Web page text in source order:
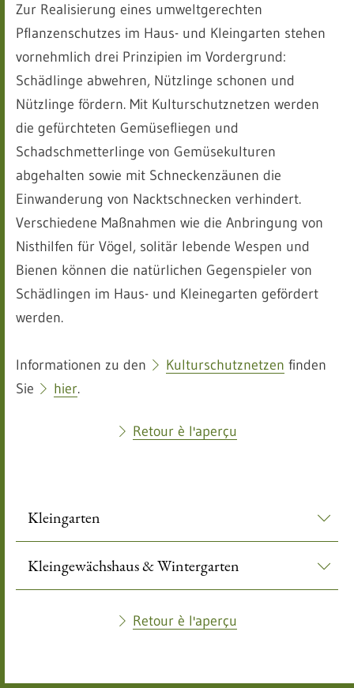
Zur Realisierung eines umweltgerechten
Pflanzenschutzes im Haus- und Kleingarten stehen
vornehmlich drei Prinzipien im Vordergrund:
Schädlinge abwehren, Nützlinge schonen und
Nützlinge fördern. Mit Kulturschutznetzen werden
die gefürchteten Gemüsefliegen und
Schadschmetterlinge von Gemüsekulturen
abgehalten sowie mit Schneckenzäunen die
Einwanderung von Nacktschnecken verhindert.
Verschiedene Maßnahmen wie die Anbringung von
Nisthilfen für Vögel, solitär lebende Wespen und
Bienen können die natürlichen Gegenspieler von
Schädlingen im Haus- und Kleinegarten gefördert
werden.
Informationen zu den Kulturschutznetzen finden
Sie
hier.
Retour è l'aperçu
Kleingarten
Kleingewächshaus & Wintergarten
Retour è l'aperçu